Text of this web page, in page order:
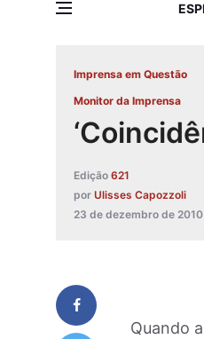
Imprensa em Questão
Monitor da Imprensa
Edição 621
por Ulisses Capozzoli
23 de dezembro de 2010
Quando